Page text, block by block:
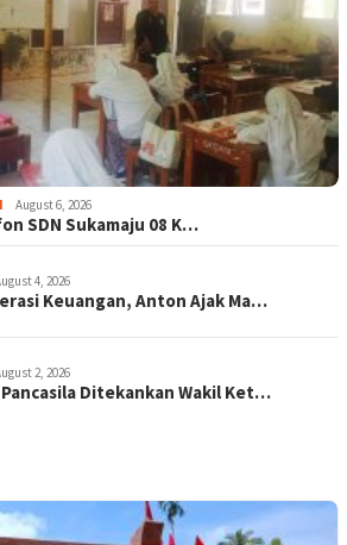
August 6, 2026
SDN Sukamaju 08 K…
4, 2026
Keuangan, Anton Ajak Ma…
2, 2026
Ditekankan Wakil Ket…